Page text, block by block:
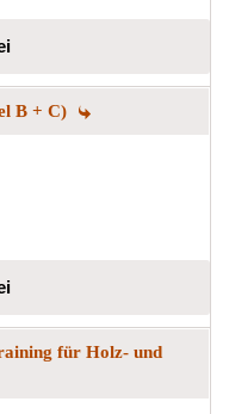
B + C)
für Holz- und